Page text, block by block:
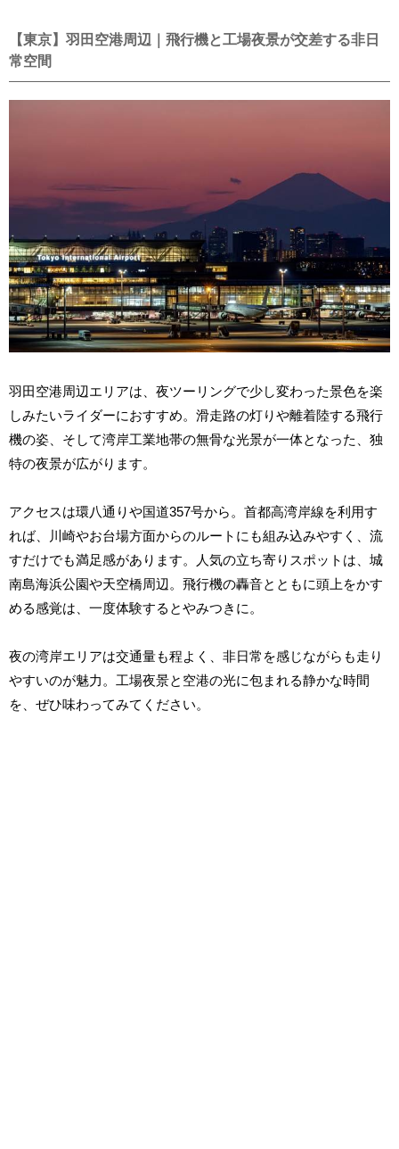
【東京】羽田空港周辺｜飛行機と工場夜景が交差する非日
常空間
羽田空港周辺エリアは、夜ツーリングで少し変わった景色を楽
しみたいライダーにおすすめ。滑走路の灯りや離着陸する飛行
機の姿、そして湾岸工業地帯の無骨な光景が一体となった、独
特の夜景が広がります。
アクセスは環八通りや国道357号から。首都高湾岸線を利用す
れば、川崎やお台場方面からのルートにも組み込みやすく、流
すだけでも満足感があります。人気の立ち寄りスポットは、城
南島海浜公園や天空橋周辺。飛行機の轟音とともに頭上をかす
める感覚は、一度体験するとやみつきに。
夜の湾岸エリアは交通量も程よく、非日常を感じながらも走り
やすいのが魅力。工場夜景と空港の光に包まれる静かな時間
を、ぜひ味わってみてください。